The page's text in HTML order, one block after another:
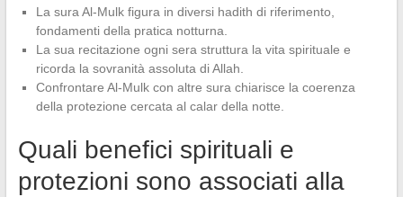
La sura Al-Mulk figura in diversi hadith di riferimento,
fondamenti della pratica notturna.
La sua recitazione ogni sera struttura la vita spirituale e
ricorda la sovranità assoluta di Allah.
Confrontare Al-Mulk con altre sura chiarisce la coerenza
della protezione cercata al calar della notte.
Quali benefici spirituali e
protezioni sono associati alla